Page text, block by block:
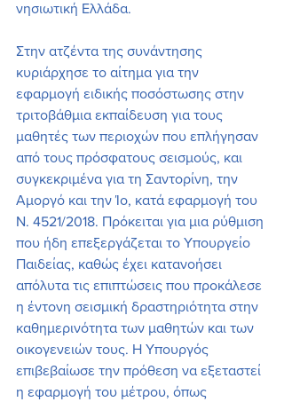
νησιωτική Ελλάδα.
Στην ατζέντα της συνάντησης
κυριάρχησε το αίτημα για την
εφαρμογή ειδικής ποσόστωσης στην
τριτοβάθμια εκπαίδευση για τους
μαθητές των περιοχών που επλήγησαν
από τους πρόσφατους σεισμούς, και
συγκεκριμένα για τη Σαντορίνη, την
Αμοργό και την Ίο, κατά εφαρμογή του
Ν. 4521/2018. Πρόκειται για μια ρύθμιση
που ήδη επεξεργάζεται το Υπουργείο
Παιδείας, καθώς έχει κατανοήσει
απόλυτα τις επιπτώσεις που προκάλεσε
η έντονη σεισμική δραστηριότητα στην
καθημερινότητα των μαθητών και των
οικογενειών τους. Η Υπουργός
επιβεβαίωσε την πρόθεση να εξεταστεί
η εφαρμογή του μέτρου, όπως